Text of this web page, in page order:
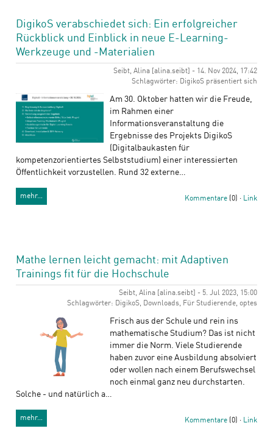
DigikoS verabschiedet sich: Ein erfolgreicher
Rückblick und Einblick in neue E-Learning-
Werkzeuge und -Materialien
Seibt, Alina [alina.seibt] - 14. Nov 2024, 17:42
Schlagwörter: DigikoS präsentiert sich
Am 30. Oktober hatten wir die Freude,
im Rahmen einer
Informationsveranstaltung die
Ergebnisse des Projekts DigikoS
(Digitalbaukasten für
kompetenzorientiertes Selbststudium) einer interessierten
Öffentlichkeit vorzustellen. Rund 32 externe…
mehr… Kommentare (0) · Link
Mathe lernen leicht gemacht: mit Adaptiven
Trainings fit für die Hochschule
Seibt, Alina [alina.seibt] - 5. Jul 2023, 15:00
Schlagwörter: DigikoS, Downloads, Für Studierende, optes
Frisch aus der Schule und rein ins
mathematische Studium? Das ist nicht
immer die Norm. Viele Studierende
haben zuvor eine Ausbildung absolviert
oder wollen nach einem Berufswechsel
noch einmal ganz neu durchstarten.
Solche - und natürlich a…
mehr… Kommentare (0) · Link